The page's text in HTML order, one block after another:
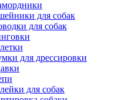
для собак
для собак
для дрессировки
для собак